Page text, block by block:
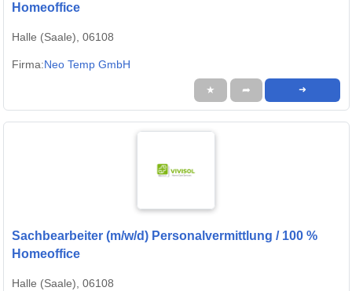
Homeoffice
Halle (Saale), 06108
Firma:Neo Temp GmbH
★ ➦ ➜
Sachbearbeiter (m/w/d) Personalvermittlung / 100 %
Homeoffice
Halle (Saale), 06108